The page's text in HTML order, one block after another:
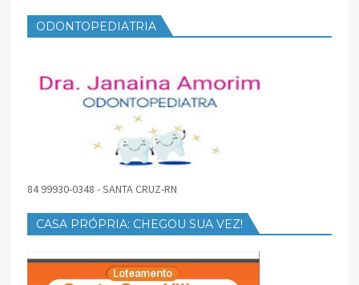
ODONTOPEDIATRIA
84 99930-0348 - SANTA CRUZ-RN
CASA PRÓPRIA: CHEGOU SUA VEZ!